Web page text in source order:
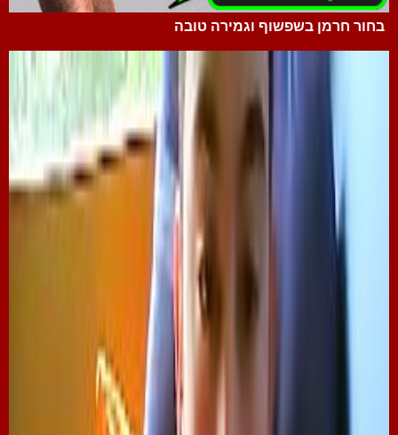
בחור חרמן בשפשוף וגמירה טובה